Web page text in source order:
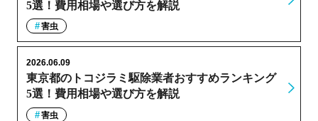
5選！費用相場や選び方を解説
害虫
東京都のトコジラミ駆除業者おすすめランキング
5選！費用相場や選び方を解説
2026.06.09
害虫